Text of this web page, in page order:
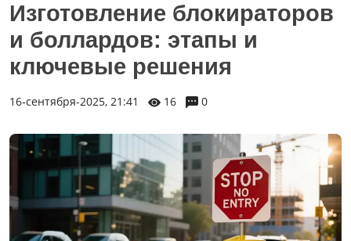
Изготовление блокираторов
и боллардов: этапы и
ключевые решения
16-сентября-2025, 21:41 16 0